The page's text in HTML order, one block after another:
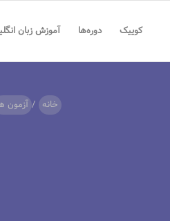
کوییک دوره‌ها آموزش زبان
خانه / آزمون